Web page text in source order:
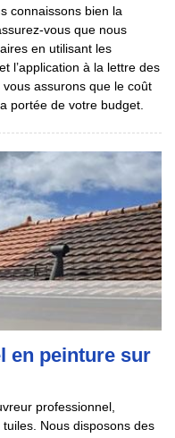
connaissons bien la
vous que nous
en utilisant les
l’application à la lettre des
assurons que le coût
portée de votre budget.
en peinture sur
professionnel,
Nous disposons des